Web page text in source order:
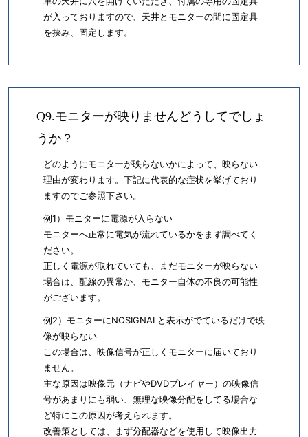
が入っておりますので、天井とモニターの間に固定具
を挟み、固定します。
Q9.モニターが映りませんどうしてでしょ
うか？
どのようにモニターが映らないかによって、映らない
理由が変わります。下記に代表的な症状を挙げており
ますのでご参照下さい。
例1）モニターに電源が入らない
モニターへ正常に電気が流れているかをまず調べてく
ださい。
正しく電源が取れていても、まだモニターが映らない
場合は、配線の異常か、モニター自体の不良の可能性
がございます。
例2）モニターにNOSIGNALと表示がでているだけで映
像が映らない
この場合は、映像信号が正しくモニターに届いており
ません。
主な原因は映像元（ナビやDVDプレイヤー）の映像信
号があまりにも弱い、無理な映像分配をしてる場合な
ど特にこの原因が考えられます。
改善策としては、まず分配器などを使用して映像出力